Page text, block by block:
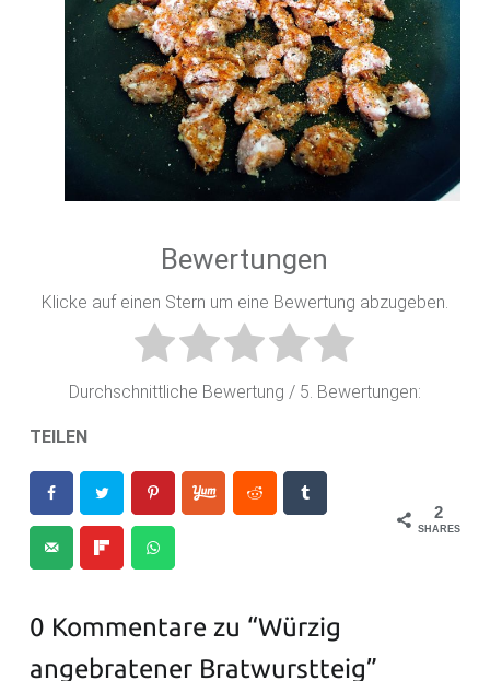
Bewertungen
Klicke auf einen Stern um eine Bewertung abzugeben.
Durchschnittliche Bewertung / 5. Bewertungen:
TEILEN
2
SHARES
0 Kommentare zu “Würzig
angebratener Bratwurstteig”